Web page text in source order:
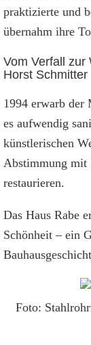
praktizierte und
übernahm ihre
Vom Verfall zur
Horst Schmitter
1994 erwarb der
es aufwendig
künstlerischen
Abstimmung mit
restaurieren.
Das Haus Rabe
Schönheit – ein
Foto: